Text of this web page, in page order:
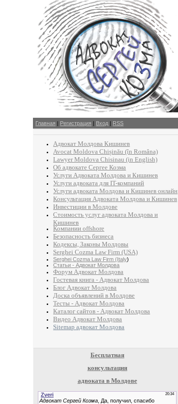
Главная | Регистрация | Вход | RSS
Адвокат Молдова Кишинев
Avocat Moldova Chișinău (în Româna)
Lawyer Moldova Chisinau (in English)
Об адвокате Сергее Козма
Услуги Адвоката Молдова и Кишинев
Услуги адвоката для IT-компаний
Услуги адвоката Молдова и Кишинев онлайн
Консультация Адвоката Молдова и Кишинев
Инвестиции в Молдове
Стоимость услуг адвоката Молдова и
Кишинев
Компании offshore
Безопасность бизнеса
Кодексы, Законы Молдовы
Serghei Cozma Law Firm (USA)
Serghei Cozma Law Firm (Italy)
Статьи - Адвокат Молдова
Форум Адвокат Молдова
Гостевая книга - Адвокат Молдова
Блог Адвокат Молдова
Доска объявлений в Молдове
Тесты - Адвокат Молдова
Каталог сайтов - Адвокат Молдова
Видео Адвокат Молдова
Sitemap адвокат Молдова
Бесплатная
консультация
адвоката в Молдове